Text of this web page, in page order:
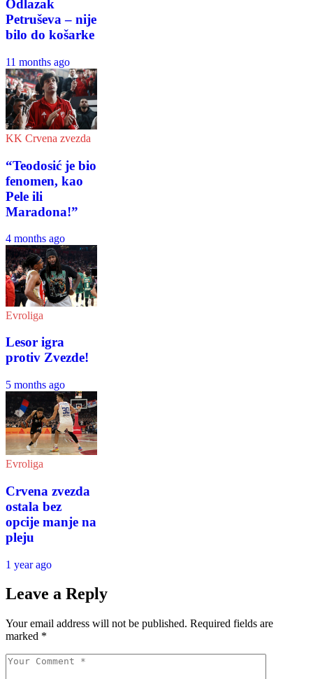
Odlazak
Petruševa – nije
bilo do košarke
11 months ago
KK Crvena zvezda
“Teodosić je bio
fenomen, kao
Pele ili
Maradona!”
4 months ago
Evroliga
Lesor igra
protiv Zvezde!
5 months ago
Evroliga
Crvena zvezda
ostala bez
opcije manje na
pleju
1 year ago
Leave a Reply
Your email address will not be published. Required fields are
marked *